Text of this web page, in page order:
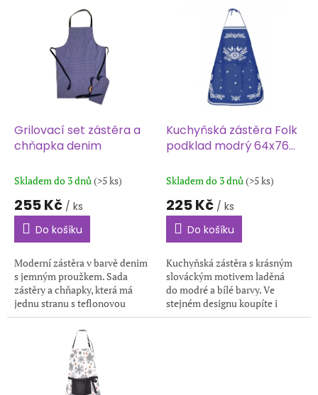
d
u
Grilovací set zástěra a
chňapka denim
Skladem do 3 dnů(>5 ks)
255 Kč / ks
Do košíku
Moderní zástěra v barvě denim
s jemným proužkem. Sada
zástěry a chňapky, která má
jednu stranu s teflonovou
úpravou. Vneste styl a
praktičnost do každého
grilování s tímto...
Kuchyňská zástěra Folk
podklad modrý 64x76
Skladem do 3 dnů(>5 ks)
225 Kč / ks
Do košíku
Kuchyňská zástěra s krásným
slováckým motivem laděná
do modré a bílé barvy. Ve
stejném designu koupíte i
chňapku. Skvělý tip na dárek.